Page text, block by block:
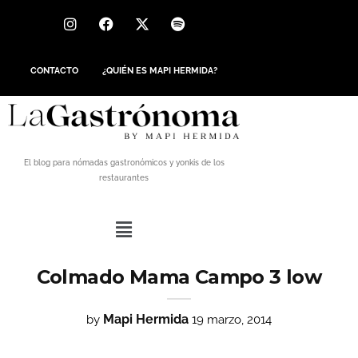
CONTACTO ¿QUIÉN ES MAPI HERMIDA?
El blog para nómadas gastronómicos y yonkis de los
restaurantes
Colmado Mama Campo 3 low
by Mapi Hermida 19 marzo, 2014